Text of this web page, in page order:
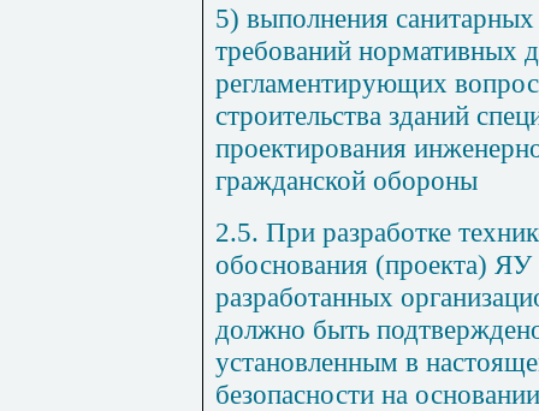
5) выполнения
требований нормативных
регламентирующих
строительства зданий
проектирования
гражданской обороны
2.5. При разработке
обоснования (проекта)
разработанных
должно быть
установленным в
безопасности на